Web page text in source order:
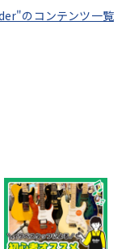
のコンテンツ一覧